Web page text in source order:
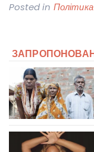
Posted in Політика